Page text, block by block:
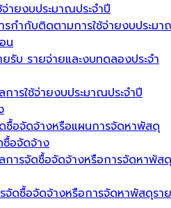
ายงบประมาณประจำปี
รกำกับติดตามการใช้จ่ายงบประม
น
ยรับ รายจ่ายและงบทดลองประจำ
ารใช้จ่ายงบประมาณประจำปี
ซื้อจัดจ้างหรือแผนการจัดหาพัสดุ
ซื้อจัดจ้าง
การจัดซื้อจัดจ้างหรือการจัดหาพัสดุ
จัดซื้อจัดจ้างหรือการจัดหาพัสดุราย